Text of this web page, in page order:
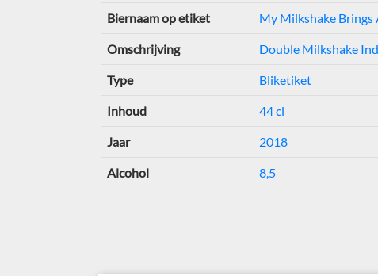
Biernaam op etiket My Milkshake Brings
Omschrijving Double Milkshake
Type Bliketiket
Inhoud 44 cl
Jaar 2018
Alcohol 8,5